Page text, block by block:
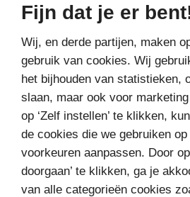
Fijn dat je er
Wij, en derde partijen, maken
gebruik van cookies. Wij
het bijhouden van statistieken,
slaan, maar ook voor
op ‘Zelf instellen’ te klikken,
de cookies die we gebruiken
voorkeuren aanpassen. Door
doorgaan’ te klikken, ga je
van alle categorieën cookies
MEER